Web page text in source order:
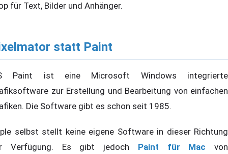
für Text, Bilder und Anhänger.
statt Paint
Paint ist eine Microsoft Windows integrierte
zur Erstellung und Bearbeitung von einfachen
Die Software gibt es schon seit 1985.
selbst stellt keine eigene Software in dieser Richtung
Verfügung. Es gibt jedoch Paint für Mac von